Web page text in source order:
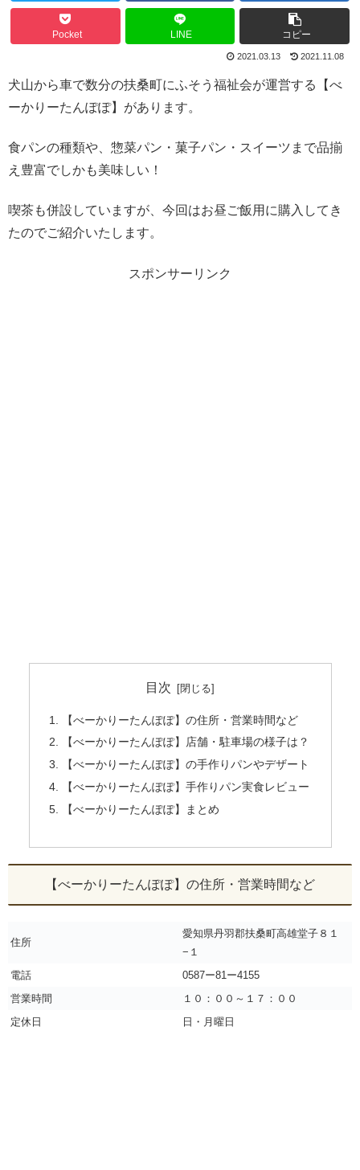
Pocket LINE コピー
2021.03.13 2021.11.08
犬山から車で数分の扶桑町にふそう福祉会が運営する【べ
ーかりーたんぽぽ】があります。
食パンの種類や、惣菜パン・菓子パン・スイーツまで品揃
え豊富でしかも美味しい！
喫茶も併設していますが、今回はお昼ご飯用に購入してき
たのでご紹介いたします。
スポンサーリンク
目次
【べーかりーたんぽぽ】の住所・営業時間など
【べーかりーたんぽぽ】店舗・駐車場の様子は？
【べーかりーたんぽぽ】の手作りパンやデザート
【べーかりーたんぽぽ】手作りパン実食レビュー
【べーかりーたんぽぽ】まとめ
【べーかりーたんぽぽ】の住所・営業時間など
住所
愛知県丹羽郡扶桑町高雄堂子８１
−１
電話
0587ー81ー4155
営業時間
１０：００～１７：００
定休日
日・月曜日